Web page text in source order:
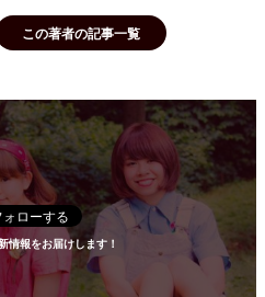
この著者の記事一覧
情報をお届けします！